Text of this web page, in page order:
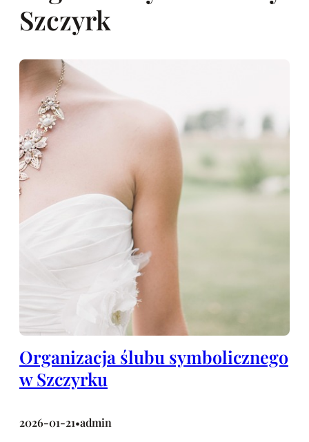
Szczyrk
Organizacja ślubu symbolicznego
w Szczyrku
2026-01-21•admin